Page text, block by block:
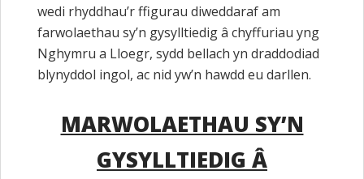
wedi rhyddhau’r ffigurau diweddaraf am
farwolaethau sy’n gysylltiedig â chyffuriau yng
Nghymru a Lloegr, sydd bellach yn draddodiad
blynyddol ingol, ac nid yw’n hawdd eu darllen.
MARWOLAETHAU SY’N
GYSYLLTIEDIG Â